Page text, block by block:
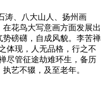
、八大山人、扬州画
花鸟大写意画方面发展出
磅礴，自成风貌。李苦禅
体现，人无品格，行之不
尽管征途劫难环生，备历
艺不辍，及至老年。